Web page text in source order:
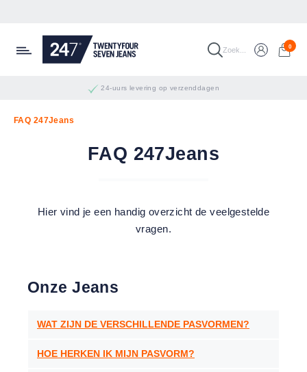
Zoek... 0
Grootste jeanscollectie
24-uurs levering op verzenddagen
FAQ 247Jeans
FAQ 247Jeans
Hier vind je een handig overzicht de veelgestelde
vragen.
Onze Jeans
WAT ZIJN DE VERSCHILLENDE PASVORMEN?
HOE HERKEN IK MIJN PASVORM?